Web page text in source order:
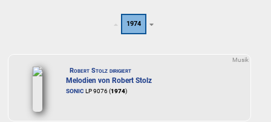
1974
Musik
Robert Stolz dirigiert
Melodien von Robert Stolz
SONIC LP 9076 (1974)